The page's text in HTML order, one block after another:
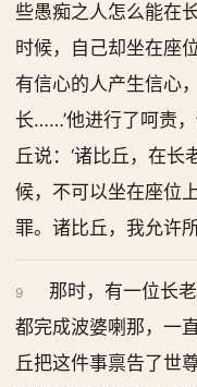
些愚痴之人怎么能在
时候，自己却坐在座
有信心的人产生信心
长……’他进行了呵责
丘说：‘诸比丘，在
候，不可以坐在座位
罪。诸比丘，我允许
9
那时，有一位长
都完成波婆喇那，一
丘把这件事禀告了世